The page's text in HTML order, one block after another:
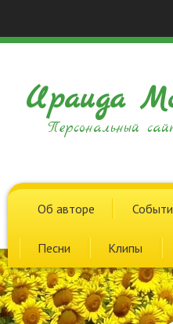
Ираида
Персональный
Об авторе
Песни Клипы